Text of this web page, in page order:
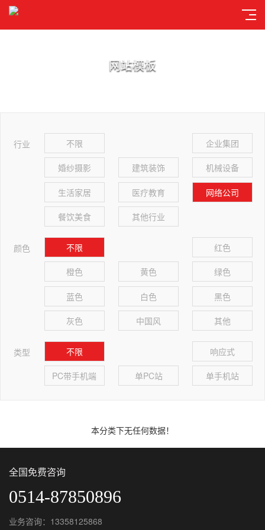
网站模板
行业 不限 企业集团
婚纱摄影 建筑装饰 机械设备
生活家居 医疗教育 网络公司
餐饮美食 其他行业
颜色 不限 红色
橙色 黄色 绿色
蓝色 白色 黑色
灰色 中国风 其他
类型 不限 响应式
PC带手机端 单PC站 单手机站
本分类下无任何数据！
全国免费咨询
0514-87850896
业务咨询：13358125868